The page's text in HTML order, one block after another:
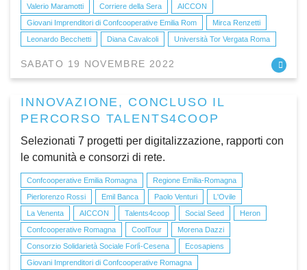
Valerio Maramotti
Corriere della Sera
AICCON
Giovani Imprenditori di Confcooperative Emilia Rom
Mirca Renzetti
Leonardo Becchetti
Diana Cavalcoli Università Tor Vergata Roma
SABATO 19 NOVEMBRE 2022
INNOVAZIONE, CONCLUSO IL
PERCORSO TALENTS4COOP
Selezionati 7 progetti per digitalizzazione, rapporti con
le comunità e consorzi di rete.
Confcooperative Emilia Romagna
Regione Emilia-Romagna
Pierlorenzo Rossi
Emil Banca Paolo Venturi
L'Ovile
La Venenta
AICCON Talents4coop Social Seed
Heron
Confcooperative Romagna
CoolTour
Morena Dazzi
Consorzio Solidarietà Sociale Forlì-Cesena
Ecosapiens
Giovani Imprenditori di Confcooperative Romagna